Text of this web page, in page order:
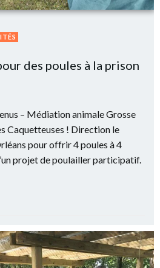
des poules à la prison
– Médiation animale Grosse
Caquetteuses ! Direction le
pour offrir 4 poules à 4
projet de poulailler participatif.